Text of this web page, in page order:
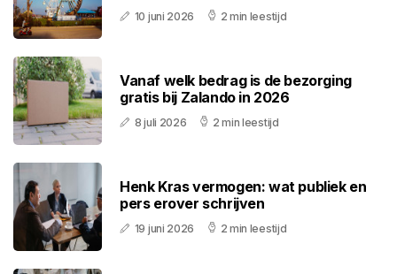
10 juni 2026 2 min leestijd
Vanaf welk bedrag is de bezorging
gratis bij Zalando in 2026
8 juli 2026 2 min leestijd
Henk Kras vermogen: wat publiek en
pers erover schrijven
19 juni 2026 2 min leestijd